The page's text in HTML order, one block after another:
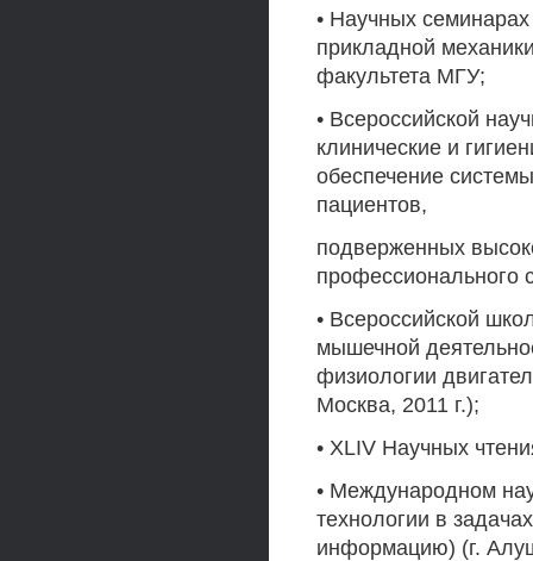
• Научных
прикладной
факультета МГУ;
• Всероссийской
клинические и
обеспечение
пациентов,
подверженных
профессионального
• Всероссийской
мышечной
физиологии
Москва, 2011 г.);
• XLIV Научных
• Международном
технологии в
информацию) (г.